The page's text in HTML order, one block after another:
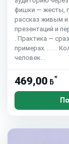
фишки — жесты,
рассказ живым и
презентаций и
. Практика —
примерах. . . . .
человек. .
469,00 ƃ*